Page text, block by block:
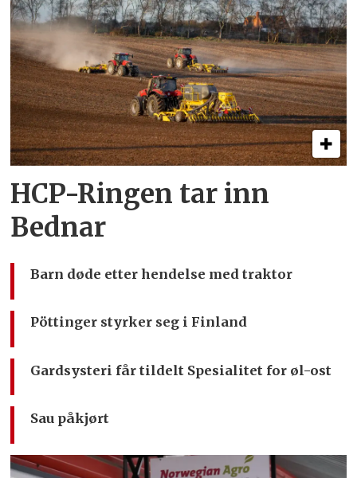
HCP-Ringen tar inn
Bednar
Barn døde etter hendelse med traktor
Pöttinger styrker seg i Finland
Gardsysteri får tildelt Spesialitet for øl-ost
Sau påkjørt